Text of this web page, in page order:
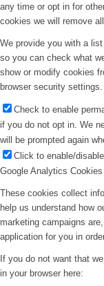
any time or opt in for
cookies we will remove
We provide you with a
so you can check what
show or modify cookies
browser security settings.
Check to enable
if you do not opt in. We
will be prompted again
Click to enable/
Google Analytics Cookies
These cookies collect
help us understand how
marketing campaigns
application for you in
If you do not want that
in your browser here: